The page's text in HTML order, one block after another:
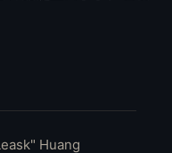
Huang